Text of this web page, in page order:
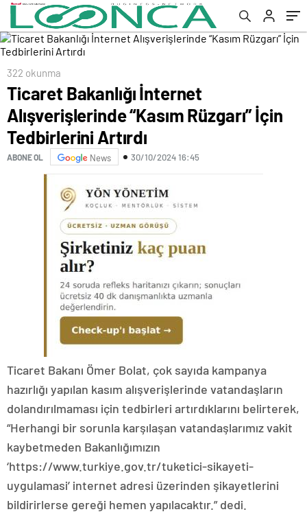
322 okunma
Ticaret Bakanlığı İnternet
Alışverişlerinde “Kasım Rüzgarı” İçin
Tedbirlerini Artırdı
ABONE OL News 30/10/2024 16:45
Ticaret Bakanı Ömer Bolat, çok sayıda kampanya
hazırlığı yapılan kasım alışverişlerinde vatandaşların
dolandırılmaması için tedbirleri artırdıklarını belirterek,
“Herhangi bir sorunla karşılaşan vatandaşlarımız vakit
kaybetmeden Bakanlığımızın
‘https://www.turkiye.gov.tr/tuketici-sikayeti-
uygulamasi’ internet adresi üzerinden şikayetlerini
bildirirlerse gereği hemen yapılacaktır.” dedi.